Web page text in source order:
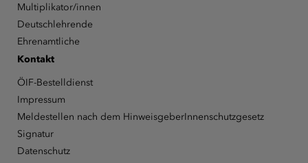
Multiplikator/innen
Deutschlehrende
Ehrenamtliche
Kontakt
ÖIF-Bestelldienst
Impressum
Meldestellen nach dem HinweisgeberInnenschutzgesetz
Signatur
Datenschutz